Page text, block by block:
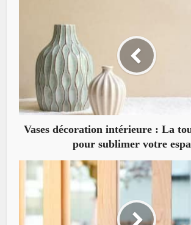
Vases décoration intérieure : La
pour sublimer votre